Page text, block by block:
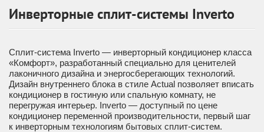
Инверторные сплит-системы Inverto
Сплит-система Inverto — инверторный кондиционер класса
«Комфорт», разработанный специально для ценителей
лаконичного дизайна и энергосберегающих технологий.
Дизайн внутреннего блока в стиле Actual позволяет вписать
кондиционер в гостиную или спальную комнату, не
перегружая интерьер. Inverto — доступный по цене
кондиционер переменной производительности, первый шаг
к инверторным технологиям бытовых сплит-систем.